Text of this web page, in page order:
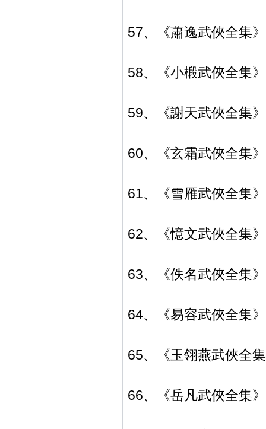
57、《蕭逸武俠全集
58、《小椴武俠全集
59、《謝天武俠全集
60、《玄霜武俠全集
61、《雪雁武俠全集
62、《憶文武俠全集
63、《佚名武俠全集
64、《易容武俠全集
65、《玉翎燕武俠全
66、《岳凡武俠全集